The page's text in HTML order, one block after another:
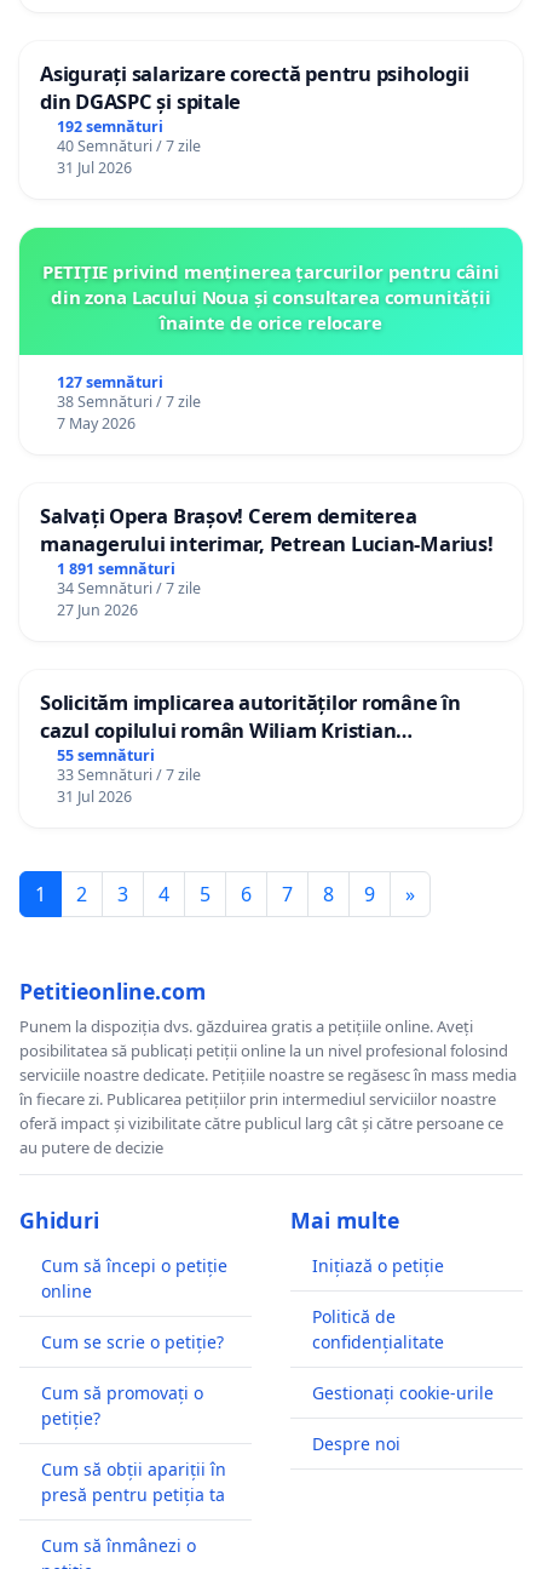
Asigurați salarizare corectă pentru psihologii
din DGASPC și spitale
192 semnături
40 Semnături / 7 zile
31 Jul 2026
PETIȚIE privind menținerea țarcurilor pentru câini
din zona Lacului Noua și consultarea comunității
înainte de orice relocare
127 semnături
38 Semnături / 7 zile
7 May 2026
Salvați Opera Brașov! Cerem demiterea
managerului interimar, Petrean Lucian-Marius!
1 891 semnături
34 Semnături / 7 zile
27 Jun 2026
Solicităm implicarea autorităților române în
cazul copilului român Wiliam Kristian
Gheorghe, aflat în plasament în Danemarca de
12 ani
55 semnături
33 Semnături / 7 zile
31 Jul 2026
1 2 3 4 5 6 7 8 9 »
Petitieonline.com
Punem la dispoziția dvs. găzduirea gratis a petițiile online. Aveți
posibilitatea să publicați petiții online la un nivel profesional folosind
serviciile noastre dedicate. Petițiile noastre se regăsesc în mass media
în fiecare zi. Publicarea petițiilor prin intermediul serviciilor noastre
oferă impact și vizibilitate către publicul larg cât și către persoane ce
au putere de decizie
Ghiduri
Cum să începi o petiție
online
Cum se scrie o petiție?
Cum să promovați o
petiție?
Cum să obții apariții în
presă pentru petiția ta
Cum să înmânezi o
Mai multe
Inițiază o petiție
Politică de
confidențialitate
Gestionați cookie-urile
Despre noi